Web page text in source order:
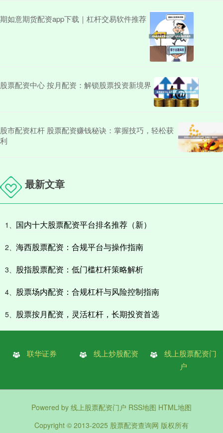
期如意期货配资app下载｜杠杆交易软件推荐
股票配资中心 按月配资：解锁股票投资新境界
股市配资杠杆 股票配资赚钱秘诀：掌握技巧，轻松获
利
最新文章
1、 国内十大股票配资平台排名推荐（新）
2、 海西股票配资：合规平台与操作指南
3、 股指股票配资：低门槛杠杆策略解析
4、 股票场内配资：合规杠杆与风险控制指南
5、 股票按月配资，灵活杠杆，长期投资首选
联华证券 线上炒股配资
线上股票配资门
户
Powered by 线上股票配资门户 RSS地图 HTML地图
Copyright © 2013-2025 股票配资查询网 版权所有